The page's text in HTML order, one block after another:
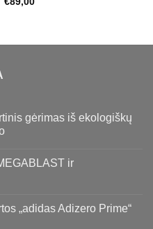
gėrimas iš ekologiškų
ir
„adidas Adizero Prime“